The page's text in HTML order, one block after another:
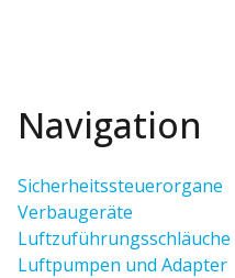
Navigation
Sicherheitssteuerorgane
Verbaugeräte
Luftzuführungsschläuche
Luftpumpen und Adapter